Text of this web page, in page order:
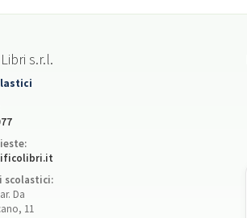
s.r.l.
scolastici:
Da
11